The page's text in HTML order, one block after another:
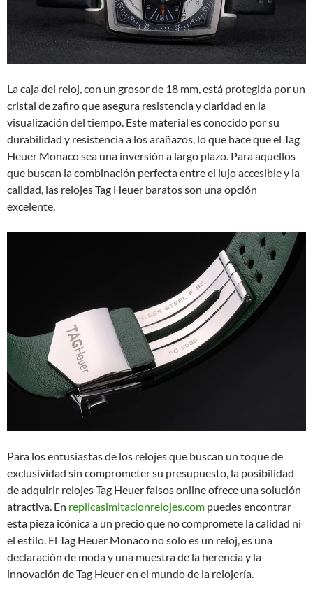
La caja del reloj, con un grosor de 18 mm, está protegida por un
cristal de zafiro que asegura resistencia y claridad en la
visualización del tiempo. Este material es conocido por su
durabilidad y resistencia a los arañazos, lo que hace que el Tag
Heuer Monaco sea una inversión a largo plazo. Para aquellos
que buscan la combinación perfecta entre el lujo accesible y la
calidad, las relojes Tag Heuer baratos son una opción
excelente.
Para los entusiastas de los relojes que buscan un toque de
exclusividad sin comprometer su presupuesto, la posibilidad
de adquirir relojes Tag Heuer falsos online ofrece una solución
atractiva. En replicasimitacionrelojes.com puedes encontrar
esta pieza icónica a un precio que no compromete la calidad ni
el estilo. El Tag Heuer Monaco no solo es un reloj, es una
declaración de moda y una muestra de la herencia y la
innovación de Tag Heuer en el mundo de la relojería.